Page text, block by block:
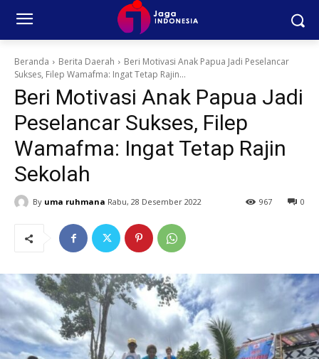
Beranda Berita Daerah
Beri Motivasi Anak Papua Jadi Peselancar
Sukses, Filep Wamafma: Ingat Tetap Rajin...
Beri Motivasi Anak Papua Jadi
Peselancar Sukses, Filep
Wamafma: Ingat Tetap Rajin
Sekolah
By uma ruhmana Rabu, 28 Desember 2022 0
967